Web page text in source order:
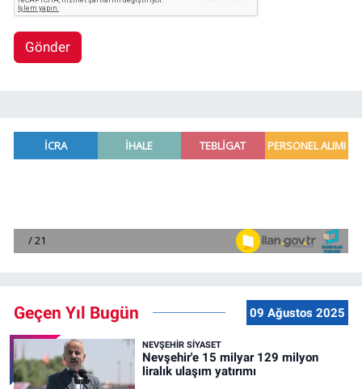
Gönder
Geçen Yıl Bugün 09 Ağustos 2025
NEVŞEHIR SIYASET
Nevşehir'e 15 milyar 129 milyon
liralık ulaşım yatırımı